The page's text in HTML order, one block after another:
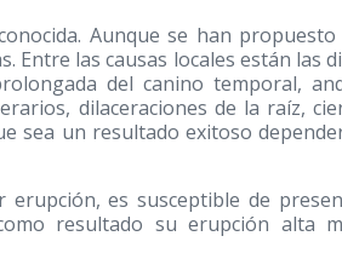
Aunque se han
Entre las causas locales están las
del canino temporal,
dilaceraciones de la raíz,
sea un resultado exitoso
es susceptible de
resultado su erupción alta